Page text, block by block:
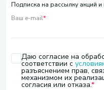
Подписка на рассылку акций
Ваш e-mail*
Даю согласие на
соответствии с
разъяснением прав,
механизмом их
согласия или отказа.